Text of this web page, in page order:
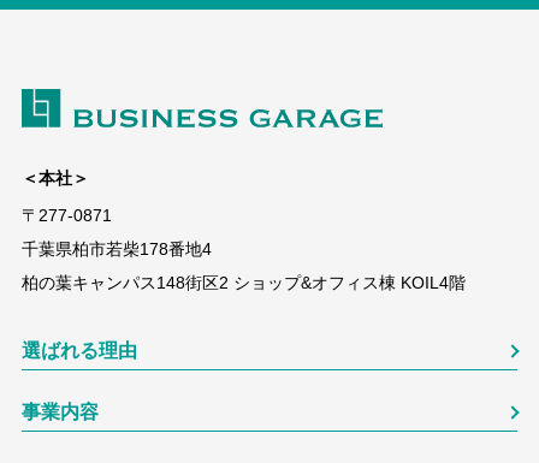
＜本社＞
〒277-0871
千葉県柏市若柴178番地4
柏の葉キャンパス148街区2 ショップ&オフィス棟 KOIL4階
選ばれる理由
事業内容